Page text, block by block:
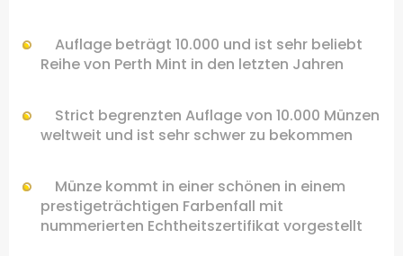
Auflage beträgt 10.000 und ist sehr beliebt
Reihevon Perth Mint in den letzten Jahren
Strict begrenzten Auflage von 10.000 Münzen
weltweit und ist sehr schwer zu bekommen
Münze kommt in einer schönen in einem
prestigeträchtigen Farbenfall mit
nummerierten Echtheitszertifikat vorgestellt